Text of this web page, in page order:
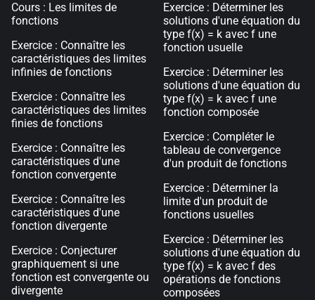
Cours : Les limites de
fonctions
Exercice : Connaître les
caractéristiques des limites
infinies de fonctions
Exercice : Connaître les
caractéristiques des limites
finies de fonctions
Exercice : Connaître les
caractéristiques d'une
fonction convergente
Exercice : Connaître les
caractéristiques d'une
fonction divergente
Exercice : Conjecturer
graphiquement si une
fonction est convergente ou
divergente
Exercice : Déterminer les
solutions d'une équation du
type f(x) = k avec f une
fonction usuelle
Exercice : Déterminer les
solutions d'une équation du
type f(x) = k avec f une
fonction composée
Exercice : Compléter le
tableau de convergence
d'un produit de fonctions
Exercice : Déterminer la
limite d'un produit de
fonctions usuelles
Exercice : Déterminer les
solutions d'une équation du
type f(x) = k avec f des
opérations de fonctions
composées